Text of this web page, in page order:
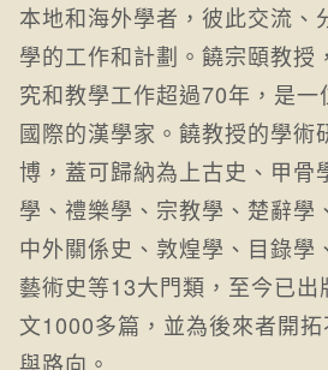
本地和海外學者，彼此交流、
學的工作和計劃。饒宗頤教授
究和教學工作超過70年，是
國際的漢學家。饒教授的學術
博，蓋可歸納為上古史、甲骨
學、禮樂學、宗教學、楚辭學
中外關係史、敦煌學、目錄學
藝術史等13大門類，至今已
文1000多篇，並為後來者開
與路向。